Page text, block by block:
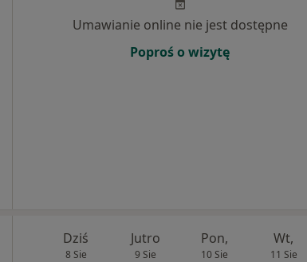
Umawianie online nie jest dostępne
Poproś o wizytę
Dziś
8 Sie
Jutro
9 Sie
Pon,
10 Sie
Wt,
11 Sie